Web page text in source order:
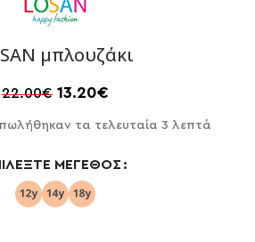
μπλουζάκι
22.00€ 13.20€
τα τελευταία 3 λεπτά
ΜΈΓΕΘΟΣ